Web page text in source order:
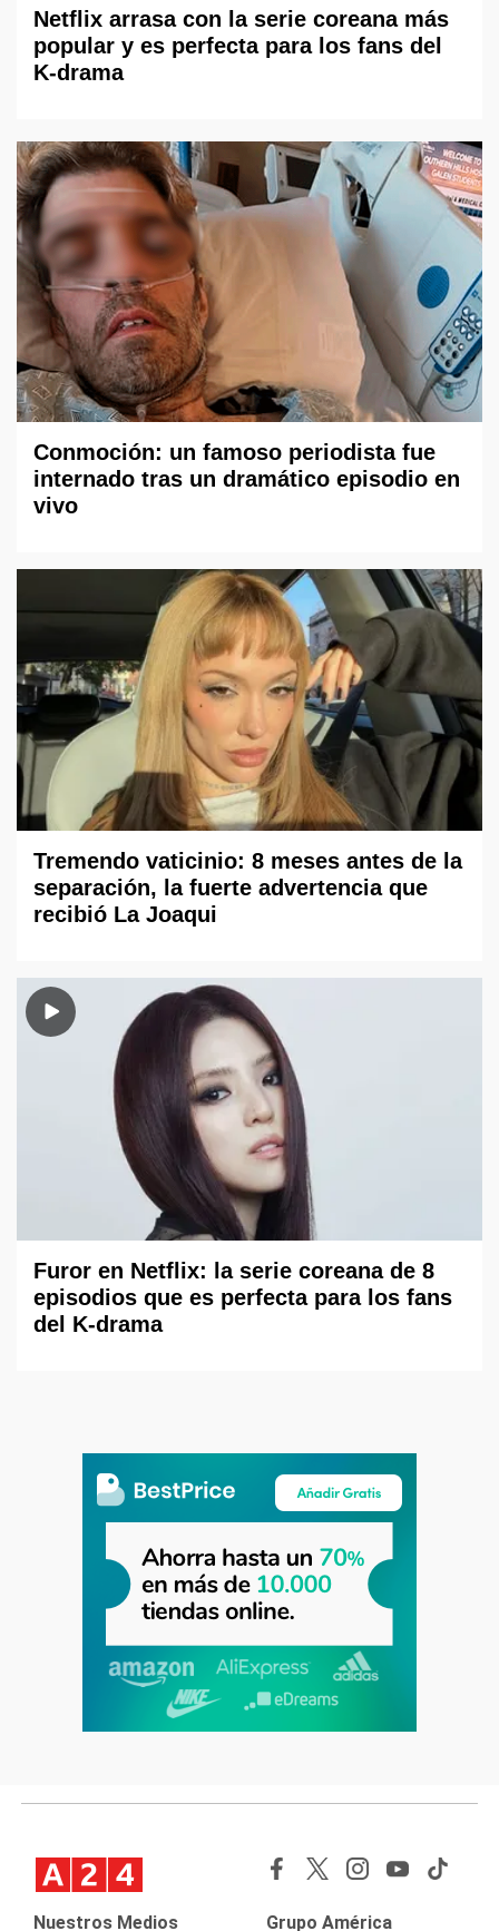
Netflix arrasa con la serie coreana más
popular y es perfecta para los fans del
K-drama
Conmoción: un famoso periodista fue
internado tras un dramático episodio en
vivo
Tremendo vaticinio: 8 meses antes de la
separación, la fuerte advertencia que
recibió La Joaqui
Furor en Netflix: la serie coreana de 8
episodios que es perfecta para los fans
del K-drama
Nuestros Medios Grupo América